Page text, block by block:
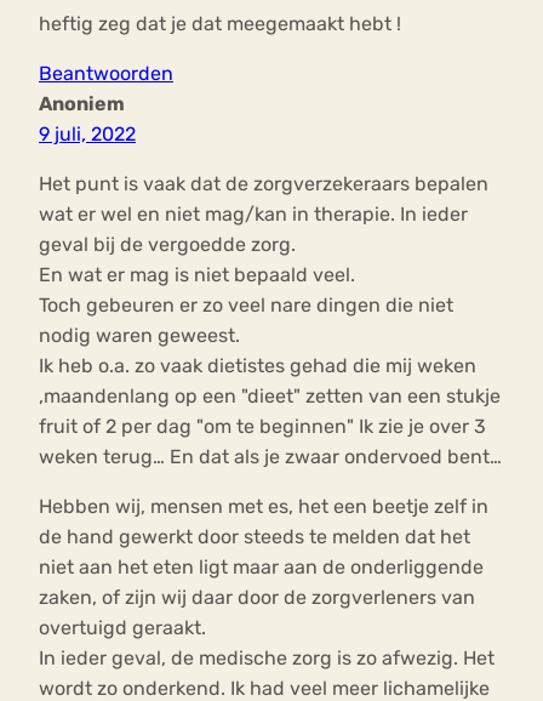
heftig zeg dat je dat meegemaakt hebt !
Beantwoorden
Anoniem
9 juli, 2022
Het punt is vaak dat de zorgverzekeraars bepalen
wat er wel en niet mag/kan in therapie. In ieder
geval bij de vergoedde zorg.
En wat er mag is niet bepaald veel.
Toch gebeuren er zo veel nare dingen die niet
nodig waren geweest.
Ik heb o.a. zo vaak dietistes gehad die mij weken
,maandenlang op een "dieet" zetten van een stukje
fruit of 2 per dag "om te beginnen" Ik zie je over 3
weken terug… En dat als je zwaar ondervoed bent…
Hebben wij, mensen met es, het een beetje zelf in
de hand gewerkt door steeds te melden dat het
niet aan het eten ligt maar aan de onderliggende
zaken, of zijn wij daar door de zorgverleners van
overtuigd geraakt.
In ieder geval, de medische zorg is zo afwezig. Het
wordt zo onderkend. Ik had veel meer lichamelijke